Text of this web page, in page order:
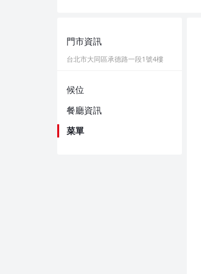
門市資訊
台北市大同區承德路一段1號4樓
候位
餐廳資訊
菜單